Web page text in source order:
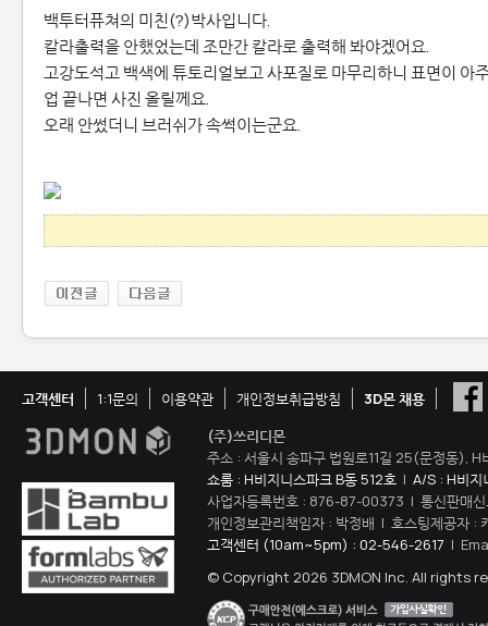
백투터퓨쳐의 미친(?)박사입니다.
칼라출력을 안했었는데 조만간 칼라로 출력해 봐야겠어요.
고강도석고 백색에 튜토리얼보고 사포질로 마무리하니 표면이 아
업 끝나면 사진 올릴께요.
오래 안썼더니 브러쉬가 속썩이는군요.
고객센터 1:1문의 이용약관 개인정보취급방침
3D몬 채용
(주)쓰리디몬
주소 : 서울시 송파구 법원로11길 25(문정동),
쇼룸 : H비지니스파크 B동 512호 | A/S : H비지
사업자등록번호 : 876-87-00373 | 통신판매
개인정보관리책임자 : 박정배 | 호스팅제공자 :
고객센터 (10am~5pm) : 02-546-2617 |
© Copyright 2026 3DMON Inc. All rights